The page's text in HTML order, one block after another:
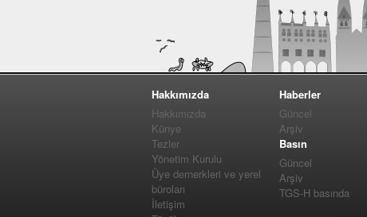
Hakkımızda
Hakkımızda
Künye
Tezler
Yönetim Kurulu
Üye dernerkleri ve yerel
büroları
İletişim
Haberler
Güncel
Arşiv
Basın
Güncel
Arşiv
TGS-H basında